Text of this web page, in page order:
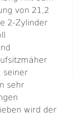
von 21,2
2-Zylinder
seiner
sehr
wird der